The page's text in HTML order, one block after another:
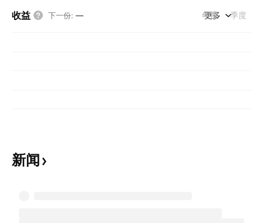
收益 下一份: — 年度 季度
更多
新闻